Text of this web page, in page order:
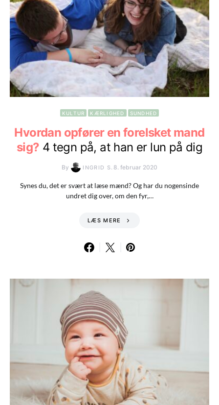
KULTUR KÆRLIGHED SUNDHED
Hvordan opfører en forelsket mand
sig? 4 tegn på, at han er lun på dig
By INGRID S. 8. februar 2020
Synes du, det er svært at læse mænd? Og har du nogensinde
undret dig over, om den fyr,…
LÆS MERE